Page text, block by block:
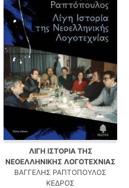
ΛΙΓΗ ΙΣΤΟΡΙΑ ΤΗΣ
ΝΕΟΕΛΛΗΝΙΚΗΣ ΛΟΓΟΤΕΧΝΙΑΣ
ΒΑΓΓΕΛΗΣ ΡΑΠΤΟΠΟΥΛΟΣ
ΚΕΔΡΟΣ